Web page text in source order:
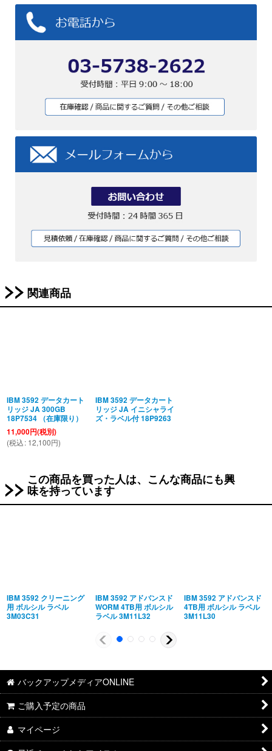
関連商品
IBM 3592 データカート
リッジ JA 300GB
18P7534 （在庫限り）
11,000円(税別)
(税込: 12,100円)
IBM 3592 データカート
リッジ JA イニシャライ
ズ・ラベル付 18P9263
この商品を買った人は、こんな商品にも興
味を持っています
IBM 3592 クリーニング
用 ボルシル ラベル
3M03C31
IBM 3592 アドバンスド
WORM 4TB用 ボルシル
ラベル 3M11L32
IBM 3592 アドバンスド
4TB用 ボルシル ラベル
3M11L30
バックアップメディアONLINE
ご購入予定の商品
マイページ